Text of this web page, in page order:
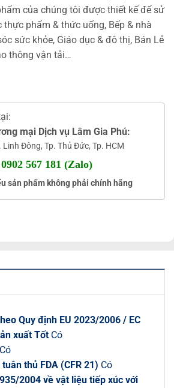
của chúng tôi được thiết kế để sử
phẩm & thức uống, Bếp & nhà
sức khỏe, Giáo dục & đô thị, Bán Lẻ
thông vận tải…
mại Dịch vụ Lâm Gia Phú:
Đông, Tp. Thủ Đức, Tp. HCM
0902 567 181 (Zalo)
sản phẩm không phải chính hãng
Quy định EU 2023/2006 / EC
xuất Tốt Có
Có
thủ FDA (CFR 21) Có
2004 về vật liệu tiếp xúc với